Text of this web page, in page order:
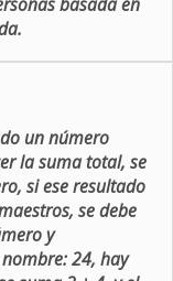
un número
la suma total, se
si ese resultado
se debe
y
24, hay